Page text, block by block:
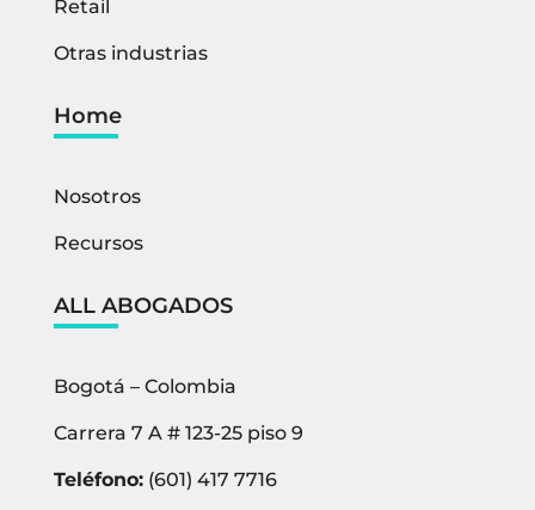
Retail
Otras industrias
Home
Nosotros
Recursos
ALL ABOGADOS
Bogotá – Colombia
Carrera 7 A # 123-25 piso 9
Teléfono:(601) 417 7716